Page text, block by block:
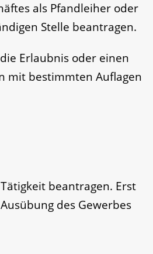
als Pfandleiher oder
Stelle beantragen.
Erlaubnis oder einen
mit bestimmten Auflagen
beantragen. Erst
des Gewerbes